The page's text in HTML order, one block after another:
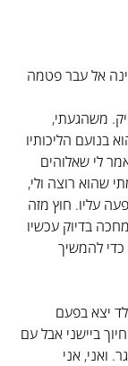
אל עבר פטמה
משהגעתי,
בנועם הליכותיו
לי שאלוהים
שהוא רוצה ולי,
עליו. חוץ מזה
בדיוק עכשיו
להמשיך
יצא בפעם
ביישני אבל עם
ואני, אני